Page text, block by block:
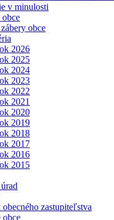
v minulosti
obce
2026
2025
2024
2023
2022
2021
2020
2019
2018
2017
2016
2015
obecného zastupiteľstva
obce